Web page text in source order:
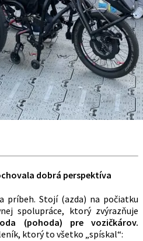
dobrá perspektíva
príbeh. Stojí (azda) na počiatku
spolupráce, ktorý zvýrazňuje
(pohoda) pre vozičkárov.
ktorý to všetko „spískal“: